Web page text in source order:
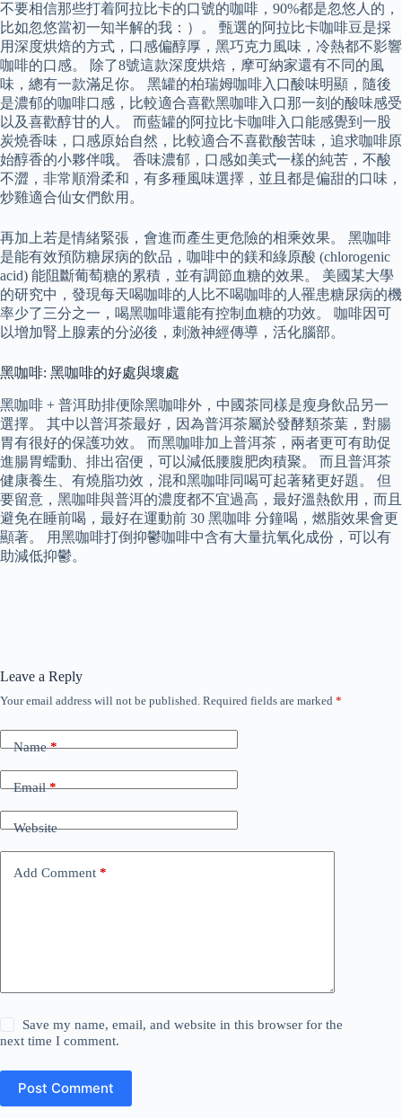
不要相信那些打着阿拉比卡的口號的咖啡，90%都是忽悠人的，
比如忽悠當初一知半解的我：）。 甄選的阿拉比卡咖啡豆是採
用深度烘焙的方式，口感偏醇厚，黑巧克力風味，冷熱都不影響
咖啡的口感。 除了8號這款深度烘焙，摩可納家還有不同的風
味，總有一款滿足你。 黑罐的柏瑞姆咖啡入口酸味明顯，隨後
是濃郁的咖啡口感，比較適合喜歡黑咖啡入口那一刻的酸味感受
以及喜歡醇甘的人。 而藍罐的阿拉比卡咖啡入口能感覺到一股
炭燒香味，口感原始自然，比較適合不喜歡酸苦味，追求咖啡原
始醇香的小夥伴哦。 香味濃郁，口感如美式一樣的純苦，不酸
不澀，非常順滑柔和，有多種風味選擇，並且都是偏甜的口味，
炒雞適合仙女們飲用。
再加上若是情緒緊張，會進而產生更危險的相乘效果。 黑咖啡
是能有效預防糖尿病的飲品，咖啡中的鎂和綠原酸 (chlorogenic
acid) 能阻斷葡萄糖的累積，並有調節血糖的效果。 美國某大學
的研究中，發現每天喝咖啡的人比不喝咖啡的人罹患糖尿病的機
率少了三分之一，喝黑咖啡還能有控制血糖的功效。 咖啡因可
以增加腎上腺素的分泌後，刺激神經傳導，活化腦部。
黑咖啡: 黑咖啡的好處與壞處
黑咖啡 + 普洱助排便除黑咖啡外，中國茶同樣是瘦身飲品另一
選擇。 其中以普洱茶最好，因為普洱茶屬於發酵類茶葉，對腸
胃有很好的保護功效。 而黑咖啡加上普洱茶，兩者更可有助促
進腸胃蠕動、排出宿便，可以減低腰腹肥肉積聚。 而且普洱茶
健康養生、有燒脂功效，混和黑咖啡同喝可起著豬更好題。 但
要留意，黑咖啡與普洱的濃度都不宜過高，最好溫熱飲用，而且
避免在睡前喝，最好在運動前 30 黑咖啡 分鐘喝，燃脂效果會更
顯著。 用黑咖啡打倒抑鬱咖啡中含有大量抗氧化成份，可以有
助減低抑鬱。
Leave a Reply
Your email address will not be published. Required fields are marked *
Name*
Email*
Website
Add Comment *
Save my name, email, and website in this browser for the
next time I comment.
Post Comment